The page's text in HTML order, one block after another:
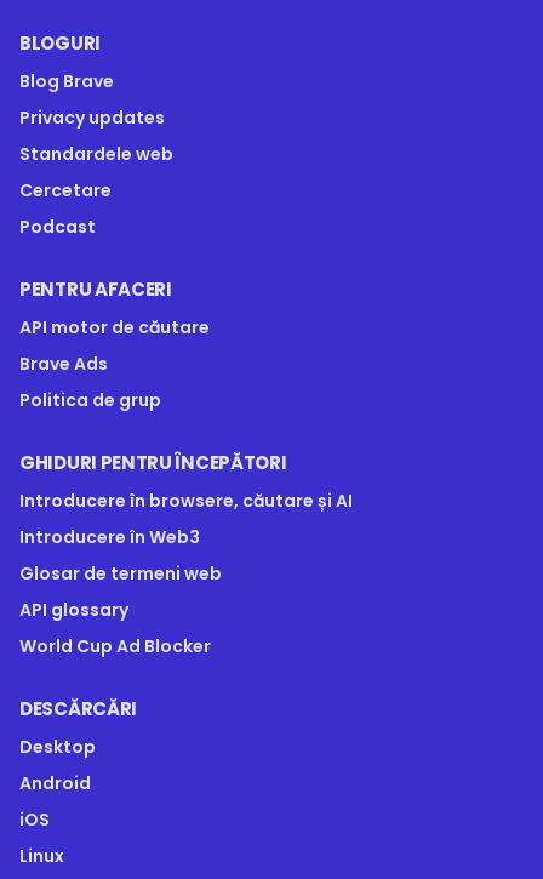
BLOGURI
Blog Brave
Privacy updates
Standardele web
Cercetare
Podcast
PENTRU AFACERI
API motor de căutare
Brave Ads
Politica de grup
GHIDURI PENTRU ÎNCEPĂTORI
Introducere în browsere, căutare și AI
Introducere în Web3
Glosar de termeni web
API glossary
World Cup Ad Blocker
DESCĂRCĂRI
Desktop
Android
iOS
Linux